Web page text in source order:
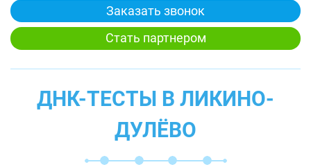
Заказать звонок
Стать партнером
ДНК-ТЕСТЫ В ЛИКИНО-
ДУЛЁВО